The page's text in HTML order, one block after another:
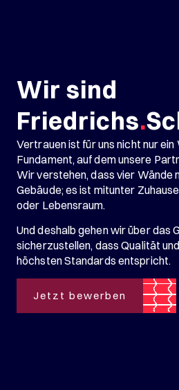
Wir sind
Friedrichs.
Vertrauen ist für uns nicht nur ein
Fundament, auf dem unsere
Wir verstehen, dass vier Wände
Gebäude; es ist mitunter
oder Lebensraum.
Und deshalb gehen wir über das
sicherzustellen, dass Qualität
höchsten Standards entspricht.
Jetzt bewerben